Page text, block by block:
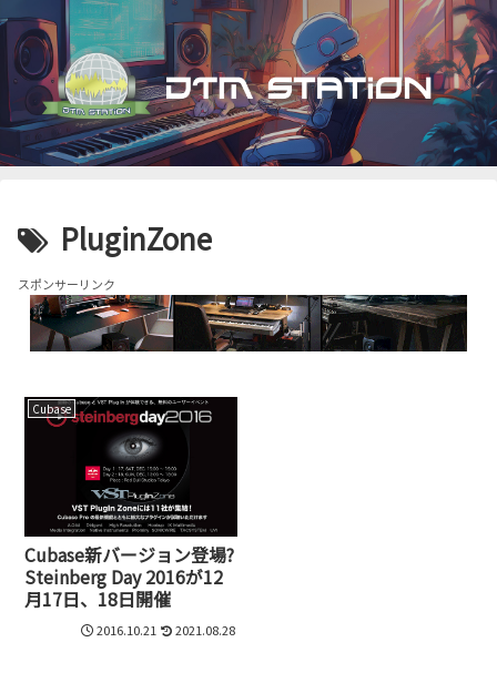
PluginZone
スポンサーリンク
Cubase
Cubase新バージョン登場?
Steinberg Day 2016が12
月17日、18日開催
2016.10.21 2021.08.28